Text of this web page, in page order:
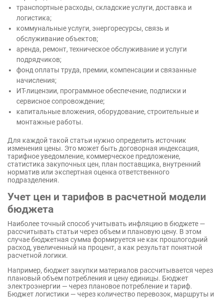
транспортные расходы, складские услуги, доставка и
логистика;
коммунальные услуги, энергоресурсы, связь и
обслуживание объектов;
аренда, ремонт, техническое обслуживание и услуги
подрядчиков;
фонд оплаты труда, премии, компенсации и связанные
начисления;
ИТ-лицензии, программное обеспечение, подписки и
сервисное сопровождение;
капитальные вложения, оборудование, строительные и
монтажные работы.
Для каждой такой статьи нужно определить источник
изменения цены. Это может быть договорная индексация,
тарифное уведомление, коммерческое предложение,
статистика закупочных цен, план поставщика, внутренний
норматив или экспертная оценка ответственного
подразделения.
Учет цен и тарифов в расчетной модели
бюджета
Наиболее точный способ учитывать инфляцию в бюджете —
рассчитывать статьи через объем и плановую цену. В этом
случае бюджетная сумма формируется не как прошлогодний
расход, увеличенный на процент, а как результат понятной
расчетной логики.
Например, бюджет закупки материалов рассчитывается через
плановый объем потребления и цену единицы. Бюджет
электроэнергии — через плановое потребление и тариф.
Бюджет логистики — через количество перевозок, маршруты и